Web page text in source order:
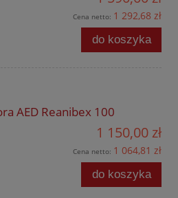
Cena netto: 1 292,68 zł
do koszyka
AED Reanibex 100
1 150,00 zł
Cena netto: 1 064,81 zł
do koszyka